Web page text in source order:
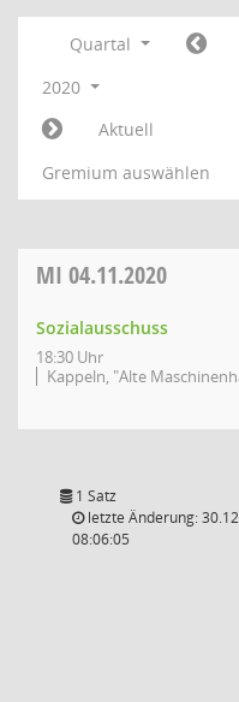
Quartal
2020
Aktuell
Gremium auswählen
MI 04.11.2020
Sozialausschuss
18:30 Uhr
Kappeln, "Alte
1 Satz
letzte Änderung:
08:06:05